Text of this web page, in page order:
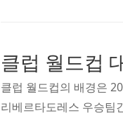
있죠. 또한, 정부지원금
클럽 월드컵
클럽 월드컵의 배경은
리베르타도레스 우승팀